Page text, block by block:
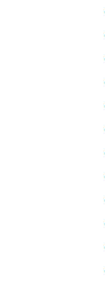
Pompes
Consulter
Pompes
09h-
Pompes